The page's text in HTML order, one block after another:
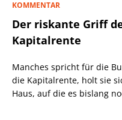
KOMMENTAR
Der riskante Griff
Kapitalrente
Manches spricht für die
die Kapitalrente, holt sie
Haus, auf die es bislang